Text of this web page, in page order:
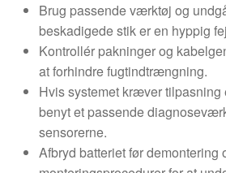
Brug passende værktøj og
beskadigede stik er en hyppig
Kontrollér pakninger og
at forhindre fugtindtrængning.
Hvis systemet kræver
benyt et passende
sensorerne.
Afbryd batteriet før demontering